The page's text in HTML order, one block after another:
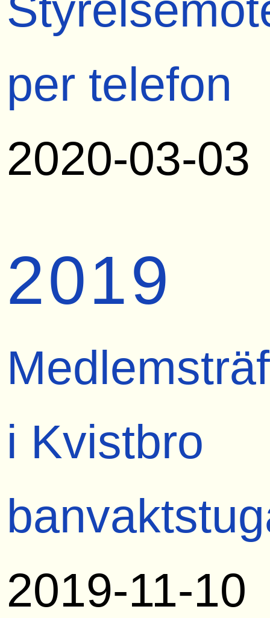
per telefon
2020-03-03
2019
i Kvistbro
2019-11-10